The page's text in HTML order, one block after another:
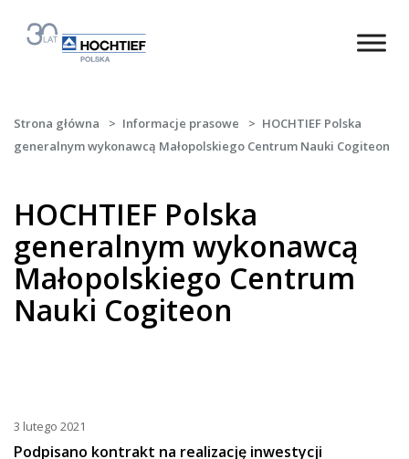
Strona główna > Informacje prasowe > HOCHTIEF Polska
generalnym wykonawcą Małopolskiego Centrum Nauki Cogiteon
HOCHTIEF Polska
generalnym wykonawcą
Małopolskiego Centrum
Nauki Cogiteon
3 lutego 2021
Podpisano kontrakt na realizację inwestycji